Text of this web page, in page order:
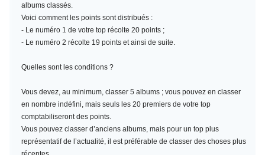
albums classés.
Voici comment les points sont distribués :
- Le numéro 1 de votre top récolte 20 points ;
- Le numéro 2 récolte 19 points et ainsi de suite.
Quelles sont les conditions ?
Vous devez, au minimum, classer 5 albums ; vous pouvez en classer
en nombre indéfini, mais seuls les 20 premiers de votre top
comptabiliseront des points.
Vous pouvez classer d’anciens albums, mais pour un top plus
représentatif de l’actualité, il est préférable de classer des choses plus